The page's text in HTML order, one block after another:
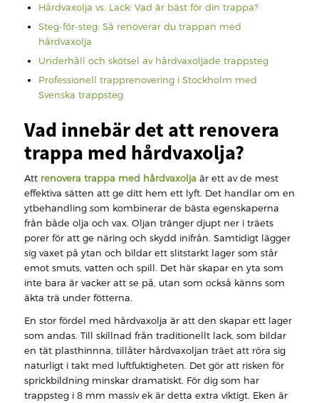
Hårdvaxolja vs. Lack: Vad är bäst för din trappa?
Steg-för-steg: Så renoverar du trappan med
hårdvaxolja
Underhåll och skötsel av hårdvaxoljade trappsteg
Professionell trapprenovering i Stockholm med
Svenska trappsteg
Vad innebär det att renovera
trappa med hårdvaxolja?
Att renovera trappa med hårdvaxolja är ett av de mest
effektiva sätten att ge ditt hem ett lyft. Det handlar om en
ytbehandling som kombinerar de bästa egenskaperna
från både olja och vax. Oljan tränger djupt ner i träets
porer för att ge näring och skydd inifrån. Samtidigt lägger
sig vaxet på ytan och bildar ett slitstarkt lager som står
emot smuts, vatten och spill. Det här skapar en yta som
inte bara är vacker att se på, utan som också känns som
äkta trä under fötterna.
En stor fördel med hårdvaxolja är att den skapar ett lager
som andas. Till skillnad från traditionellt lack, som bildar
en tät plasthinnna, tillåter hårdvaxoljan träet att röra sig
naturligt i takt med luftfuktigheten. Det gör att risken för
sprickbildning minskar dramatiskt. För dig som har
trappsteg i 8 mm massiv ek är detta extra viktigt. Eken är